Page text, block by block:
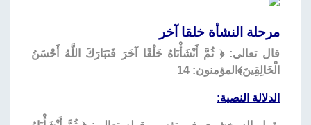
مرحلة النشأة خلقا آخر
قال تعالى: ﴿ ثُمَّ أَنْشَأْنَاهُ خَلْقًا آخَرَ فَتَبَارَكَ اللَّهُ أَحْسَنُ
الْخَالِقِينَ﴾المؤمنون: 14
الدلالة النصية: